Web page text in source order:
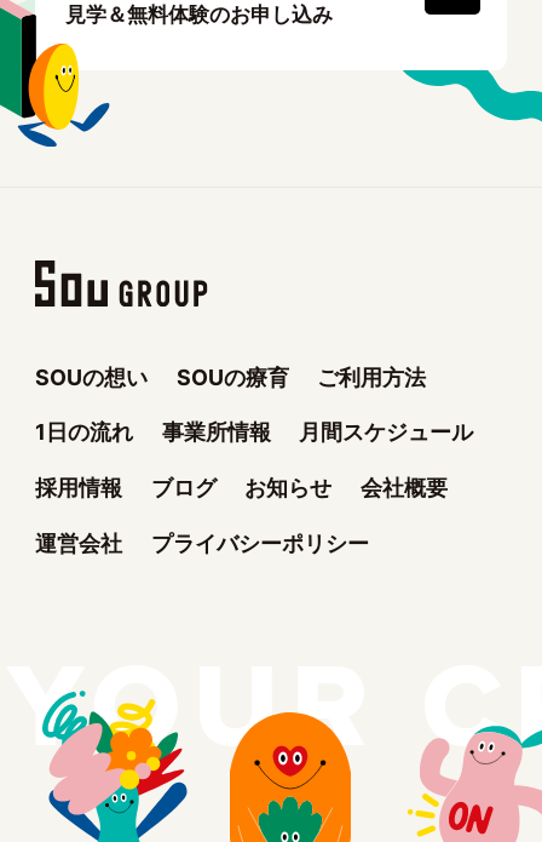
見学＆無料体験のお申し込み
SOUの想い SOUの療育 ご利用方法
1日の流れ 事業所情報 月間スケジュール
採用情報 ブログ お知らせ 会社概要
運営会社 プライバシーポリシー